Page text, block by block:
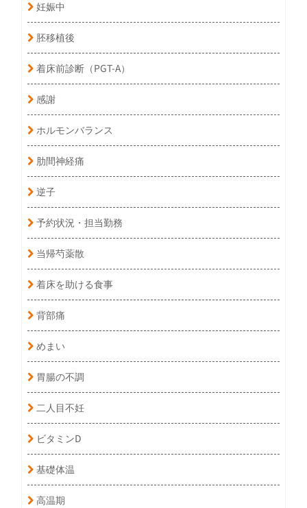
妊娠中
胚移植後
着床前診断（PGT-A）
感謝
ホルモンバランス
肋間神経痛
逆子
予約状況・担当勤務
当帰芍薬散
着床を助ける食事
背部痛
めまい
胃腸の不調
二人目不妊
ビタミンD
基礎体温
高温期